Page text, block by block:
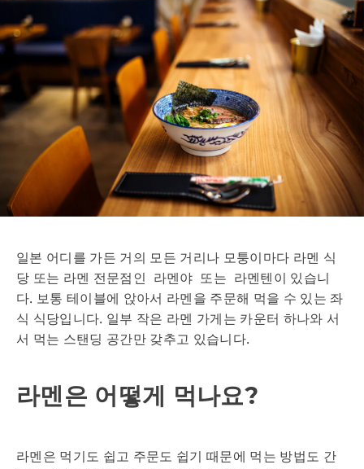
일본 어디를 가든 거의 모든 거리나 모퉁이마다 라멘 식
당 또는 라멘 전문점인 라멘야 또는 라멘텐이 있습니
다. 보통 테이블에 앉아서 라멘을 주문해 먹을 수 있는 좌
식 식당입니다. 일부 작은 라멘 가게는 카운터 하나와 서
서 먹는 스탠딩 공간만 갖추고 있습니다.
라멘은 어떻게 먹나요?
라멘은 먹기도 쉽고 주문도 쉽기 때문에 먹는 방법도 간